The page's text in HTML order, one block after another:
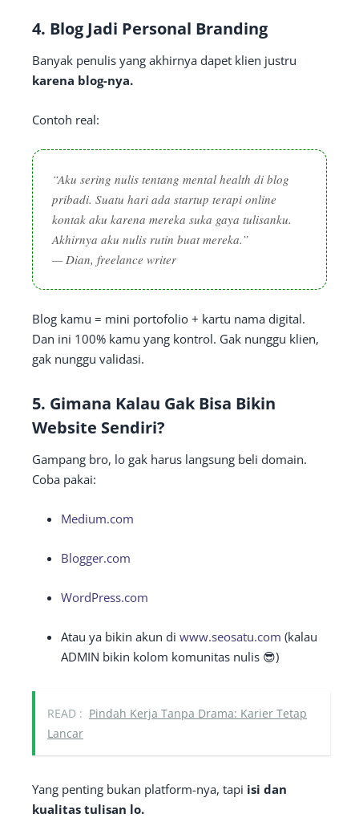
4. Blog Jadi Personal Branding
Banyak penulis yang akhirnya dapet klien justru
karena blog-nya.
Contoh real:
“Aku sering nulis tentang mental health di blog
pribadi. Suatu hari ada startup terapi online
kontak aku karena mereka suka gaya tulisanku.
Akhirnya aku nulis rutin buat mereka.”
—Dian, freelance writer
Blog kamu = mini portofolio + kartu nama digital.
Dan ini 100% kamu yang kontrol. Gak nunggu klien,
gak nunggu validasi.
5. Gimana Kalau Gak Bisa Bikin
Website Sendiri?
Gampang bro, lo gak harus langsung beli domain.
Coba pakai:
Medium.com
Blogger.com
WordPress.com
Atau ya bikin akun di www.seosatu.com (kalau
ADMIN bikin kolom komunitas nulis 😎)
READ : Pindah Kerja Tanpa Drama: Karier Tetap
Lancar
Yang penting bukan platform-nya, tapi isi dan
kualitas tulisan lo.